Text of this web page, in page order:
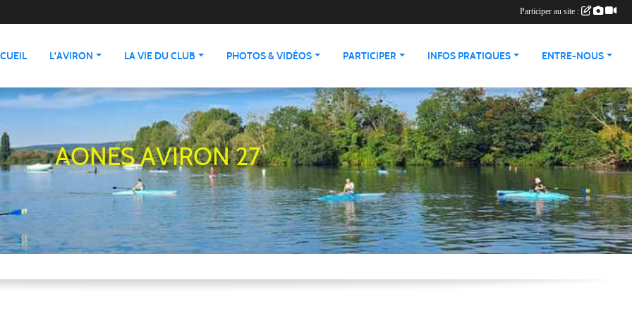
L'AVIRON LA VIE DU CLUB PHOTOS & VIDÉOS PARTICIPER INFOS PRATIQUES ENTRE-NOUS
AONES AVIRON 27
Participer au site :